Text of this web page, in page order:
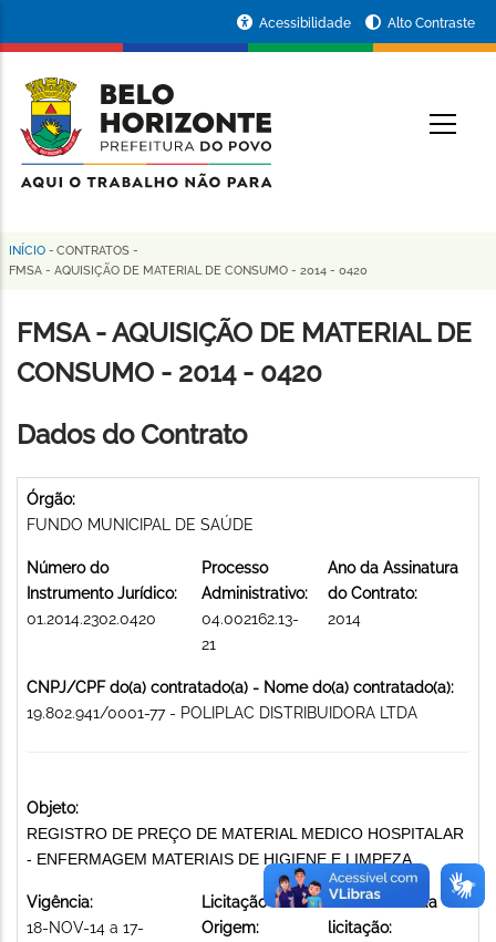
conteúdo
principal
da
Prefeitura
de
Horizonte
Acessibilidade Alto Contraste
Trilha
navegação
INÍCIO - CONTRATOS -
FMSA - AQUISIÇÃO DE MATERIAL DE CONSUMO - 2014 - 0420
FMSA - AQUISIÇÃO DE MATERIAL DE
CONSUMO - 2014 - 0420
Dados do Contrato
Órgão:
FUNDO MUNICIPAL DE SAÚDE
Número do
Instrumento Jurídico:
01.2014.2302.0420
Processo
Administrativo:
04.002162.13-
21
Ano da Assinatura
do Contrato:
2014
CNPJ/CPF do(a) contratado(a) - Nome do(a) contratado(a):
19.802.941/0001-77 - POLIPLAC DISTRIBUIDORA LTDA
Objeto:
REGISTRO DE PREÇO DE MATERIAL MEDICO HOSPITALAR
- ENFERMAGEM MATERIAIS DE HIGIENE E LIMPEZA
Vigência:
18-NOV-14 a 17-
Licitação de
Origem:
Modalidade da
licitação: